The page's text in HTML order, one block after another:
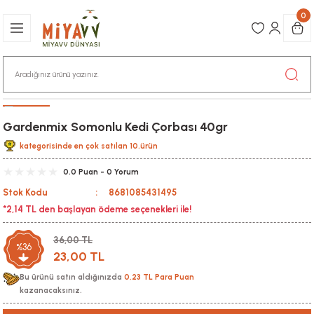
0
Gardenmix Somonlu Kedi Çorbası 40gr
kategorisinde en çok satılan 10.ürün
0.0 Puan - 0 Yorum
Stok Kodu
8681085431495
*2,14 TL den başlayan ödeme seçenekleri ile!
%36
36,00 TL
23,00 TL
Bu ürünü satın aldığınızda 0,23 TL Para Puan
kazanacaksınız.